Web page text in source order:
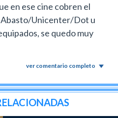
en ese cine cobren el
Abasto/Unicenter/Dot u
se quedo muy
ver comentario completo